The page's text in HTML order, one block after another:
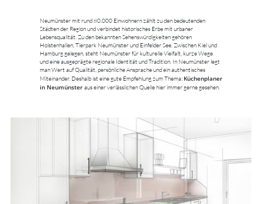
Neumünster mit rund 80.000 Einwohnern zählt zu den bedeutenden
Städten der Region und verbindet historisches Erbe mit urbaner
Lebensqualität. Zu den bekannten Sehenswürdigkeiten gehören
Holstenhallen, Tierpark Neumünster und Einfelder See. Zwischen Kiel und
Hamburg gelegen, steht Neumünster für kulturelle Vielfalt, kurze Wege
und eine ausgeprägte regionale Identität und Tradition. In Neumünster legt
man Wert auf Qualität, persönliche Ansprache und ein authentisches
Miteinander. Deshalb ist eine gute Empfehlung zum Thema: Küchenplaner
in Neumünster aus einer verlässlichen Quelle hier immer gerne gesehen.